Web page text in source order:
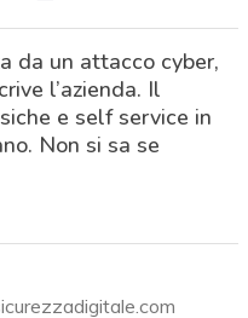
da un attacco cyber,
l’azienda. Il
e self service in
Non si sa se